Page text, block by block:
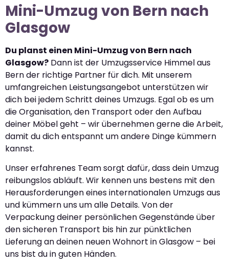
Mini-Umzug von Bern nach
Glasgow
Du planst einen Mini-Umzug von Bern nach
Glasgow? Dann ist der Umzugsservice Himmel aus
Bern der richtige Partner für dich. Mit unserem
umfangreichen Leistungsangebot unterstützen wir
dich bei jedem Schritt deines Umzugs. Egal ob es um
die Organisation, den Transport oder den Aufbau
deiner Möbel geht – wir übernehmen gerne die Arbeit,
damit du dich entspannt um andere Dinge kümmern
kannst.
Unser erfahrenes Team sorgt dafür, dass dein Umzug
reibungslos abläuft. Wir kennen uns bestens mit den
Herausforderungen eines internationalen Umzugs aus
und kümmern uns um alle Details. Von der
Verpackung deiner persönlichen Gegenstände über
den sicheren Transport bis hin zur pünktlichen
Lieferung an deinen neuen Wohnort in Glasgow – bei
uns bist du in guten Händen.